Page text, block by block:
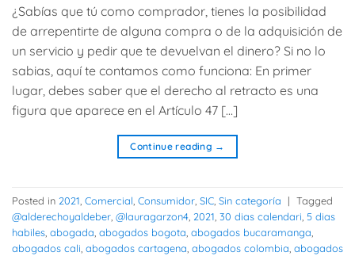
¿Sabías que tú como comprador, tienes la posibilidad
de arrepentirte de alguna compra o de la adquisición de
un servicio y pedir que te devuelvan el dinero? Si no lo
sabias, aquí te contamos como funciona: En primer
lugar, debes saber que el derecho al retracto es una
figura que aparece en el Artículo 47 […]
Continue reading →
Posted in 2021, Comercial, Consumidor, SIC, Sin categoría | Tagged
@alderechoyaldeber, @lauragarzon4, 2021, 30 dias calendari, 5 dias
habiles, abogada, abogados bogota, abogados bucaramanga,
abogados cali, abogados cartagena, abogados colombia, abogados